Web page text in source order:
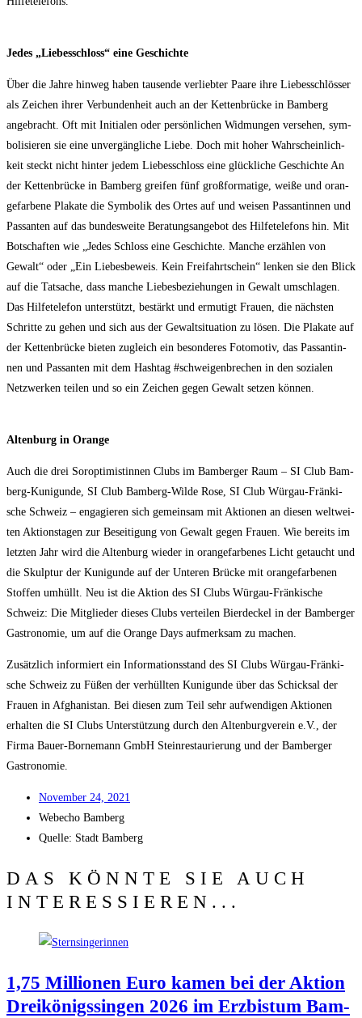
Jedes „Lie­bes­schloss“ eine Geschichte
Über die Jah­re hin­weg haben tau­sen­de ver­lieb­ter Paa­re ihre Lie­bes­schlös­ser
als Zei­chen ihrer Ver­bun­den­heit auch an der Ket­ten­brü­cke in Bam­berg
ange­bracht. Oft mit Initia­len oder per­sön­li­chen Wid­mun­gen ver­se­hen, sym­
bo­li­sie­ren sie eine unver­gäng­li­che Lie­be. Doch mit hoher Wahr­schein­lich­
keit steckt nicht hin­ter jedem Lie­bes­schloss eine glück­li­che Geschich­te An
der Ket­ten­brü­cke in Bam­berg grei­fen fünf groß­for­ma­ti­ge, wei­ße und oran­
ge­far­be­ne Pla­ka­te die Sym­bo­lik des Ortes auf und wei­sen Pas­san­tin­nen und
Pas­san­ten auf das bun­des­wei­te Bera­tungs­an­ge­bot des Hil­fe­te­le­fons hin. Mit
Bot­schaf­ten wie „Jedes Schloss eine Geschich­te. Man­che erzäh­len von
Gewalt“ oder „Ein Lie­bes­be­weis. Kein Frei­fahrt­schein“ len­ken sie den Blick
auf die Tat­sa­che, dass man­che Lie­bes­be­zie­hun­gen in Gewalt umschla­gen.
Das Hil­fe­te­le­fon unter­stützt, bestärkt und ermu­tigt Frau­en, die nächs­ten
Schrit­te zu gehen und sich aus der Gewalt­si­tua­ti­on zu lösen. Die Pla­ka­te auf
der Ket­ten­brü­cke bie­ten zugleich ein beson­de­res Foto­mo­tiv, das Pas­san­tin­
nen und Pas­san­ten mit dem Hash­tag #schwei­gen­bre­chen in den sozia­len
Netz­wer­ken tei­len und so ein Zei­chen gegen Gewalt set­zen können.
Alten­burg in Orange
Auch die drei Sor­op­ti­mis­tin­nen Clubs im Bam­ber­ger Raum – SI Club Bam­
berg-Kuni­gun­de, SI Club Bam­berg-Wil­de Rose, SI Club Wür­gau-Frän­ki­
sche Schweiz – enga­gie­ren sich gemein­sam mit Aktio­nen an die­sen welt­wei­
ten Akti­ons­ta­gen zur Besei­ti­gung von Gewalt gegen Frau­en. Wie bereits im
letz­ten Jahr wird die Alten­burg wie­der in oran­ge­far­be­nes Licht getaucht und
die Skulp­tur der Kuni­gun­de auf der Unte­ren Brü­cke mit oran­ge­far­be­nen
Stof­fen umhüllt. Neu ist die Akti­on des SI Clubs Wür­gau-Frän­ki­sche
Schweiz: Die Mit­glie­der die­ses Clubs ver­tei­len Bier­de­ckel in der Bam­ber­ger
Gas­tro­no­mie, um auf die Oran­ge Days auf­merk­sam zu machen.
Zusätz­lich infor­miert ein Infor­ma­ti­ons­stand des SI Clubs Wür­gau-Frän­ki­
sche Schweiz zu Füßen der ver­hüll­ten Kuni­gun­de über das Schick­sal der
Frau­en in Afgha­ni­stan. Bei die­sen zum Teil sehr auf­wen­di­gen Aktio­nen
erhal­ten die SI Clubs Unter­stüt­zung durch den Alten­burg­ver­ein e.V., der
Fir­ma Bau­er-Born­emann GmbH Stein­re­stau­rie­rung und der Bam­ber­ger
Gastronomie.
Novem­ber 24, 2021
Web­echo Bamberg
Quel­le: Stadt Bamberg
DAS KÖNNTE SIE AUCH
INTERESSIEREN...
1,75 Mil­lio­nen Euro kamen bei der Akti­on
Drei­kö­nigs­sin­gen 2026 im Erz­bis­tum Bam­